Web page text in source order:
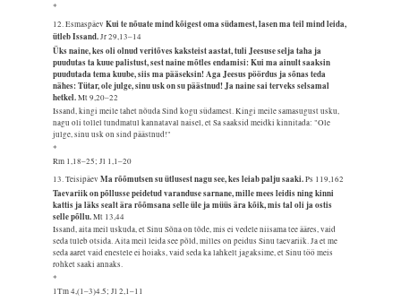
*
12. EsmaspäevKui te nõuate mind kõigest oma südamest, lasen ma teil mind leida,
ütleb Issand.Jr 29,13–14
Üks naine, kes oli olnud veritõves kaksteist aastat, tuli Jeesuse selja taha ja
puudutas ta kuue palistust, sest naine mõtles endamisi: Kui ma ainult saaksin
puudutada tema kuube, siis ma pääseksin! Aga Jeesus pöördus ja sõnas teda
nähes: Tütar, ole julge, sinu usk on su päästnud! Ja naine sai terveks selsamal
hetkel.Mt 9,20–22
Issand, kingi meile tahet nõuda Sind kogu südamest. Kingi meile samasugust usku,
nagu oli tollel tundmatul kannataval naisel, et Sa saaksid meidki kinnitada: "Ole
julge, sinu usk on sind päästnud!"
*
Rm 1,18–25; Jl 1,1–20
13. TeisipäevMa rõõmutsen su ütlusest nagu see, kes leiab palju saaki.Ps 119,162
Taevariik on põllusse peidetud varanduse sarnane, mille mees leidis ning kinni
kattis ja läks sealt ära rõõmsana selle üle ja müüs ära kõik, mis tal oli ja ostis
selle põllu.Mt 13,44
Issand, aita meil uskuda, et Sinu Sõna on tõde, mis ei vedele niisama tee ääres, vaid
seda tuleb otsida. Aita meil leida see põld, milles on peidus Sinu taevariik. Ja et me
seda aaret vaid enestele ei hoiaks, vaid seda ka lahkelt jagaksime, et Sinu töö meis
rohket saaki annaks.
*
1Tm 4,(1–3)4.5; Jl 2,1–11